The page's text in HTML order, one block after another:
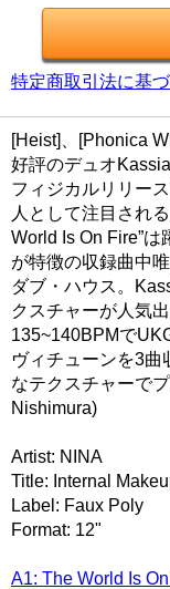
特定商取引法に基
[Heist]、[Phonica
好評のデュオ
フィジカルリリー
人として注目され
World Is On Fire”
が特徴の収録曲中
ダブ・ハウス。
クスチャーが人気
135~140BPMで
ヴィチューンを3曲
なテクスチャーで
Nishimura)
Artist: NINA
Title: Internal
Label: Faux Poly
Format: 12"
A1: The World Is